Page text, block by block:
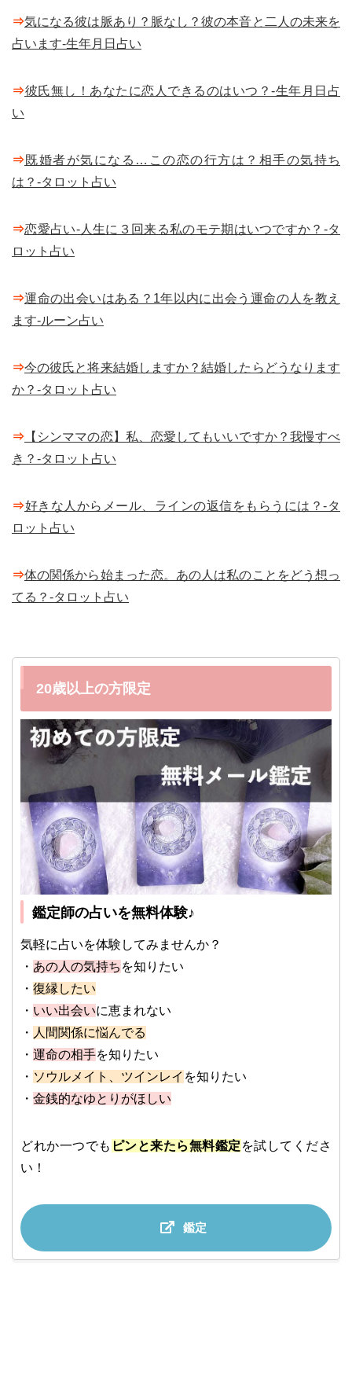
⇒気になる彼は脈あり？脈なし？彼の本音と二人の未来を
占います-生年月日占い
⇒彼氏無し！あなたに恋人できるのはいつ？-生年月日占
い
⇒既婚者が気になる…この恋の行方は？相手の気持ち
は？-タロット占い
⇒恋愛占い-人生に３回来る私のモテ期はいつですか？-タ
ロット占い
⇒運命の出会いはある？1年以内に出会う運命の人を教え
ます-ルーン占い
⇒今の彼氏と将来結婚しますか？結婚したらどうなります
か？-タロット占い
⇒ 【シンママの恋】私、恋愛してもいいですか？我慢すべ
き？-タロット占い
⇒好きな人からメール、ラインの返信をもらうには？-タ
ロット占い
⇒体の関係から始まった恋。あの人は私のことをどう想っ
てる？-タロット占い
20歳以上の方限定
鑑定師の占いを無料体験♪
気軽に占いを体験してみませんか？
・ あの人の気持ち を知りたい
・ 復縁したい
・ いい出会いに恵まれない
・ 人間関係に悩んでる
・ 運命の相手を知りたい
・ ソウルメイト、ツインレイ を知りたい
・ 金銭的なゆとりがほしい
どれか一つでも ピンと来たら無料鑑定 を試してくださ
い！
鑑定